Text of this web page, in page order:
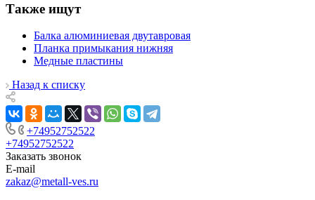
Также ищут
Балка алюминиевая двутавровая
Планка примыкания нижняя
Медные пластины
Назад к списку
+74952752522
+74952752522
Заказать звонок
E-mail
zakaz@metall-ves.ru